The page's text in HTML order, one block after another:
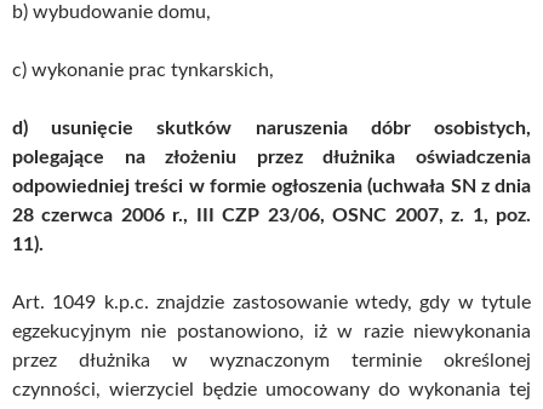
b) wybudowanie domu,
c) wykonanie prac tynkarskich,
d) usunięcie skutków naruszenia dóbr osobistych,
polegające na złożeniu przez dłużnika oświadczenia
odpowiedniej treści w formie ogłoszenia (uchwała SN z dnia
28 czerwca 2006 r., III CZP 23/06, OSNC 2007, z. 1, poz.
11).
Art. 1049 k.p.c. znajdzie zastosowanie wtedy, gdy w tytule
egzekucyjnym nie postanowiono, iż w razie niewykonania
przez dłużnika w wyznaczonym terminie określonej
czynności, wierzyciel będzie umocowany do wykonania tej